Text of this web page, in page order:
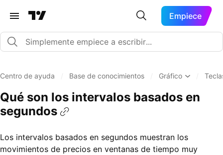
Empiece
Centro de ayuda Base de conocimientos Gráfico
Qué son los intervalos basados en
segundos
Los intervalos basados en segundos muestran los
movimientos de precios en ventanas de tiempo muy